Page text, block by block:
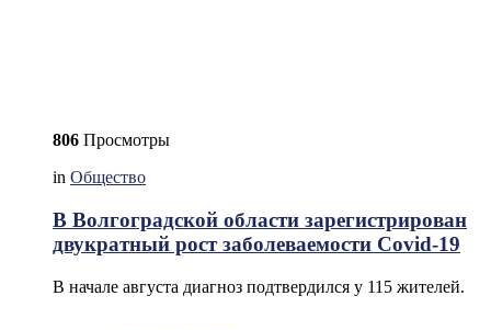
806 Просмотры
in Общество
В Волгоградской области зарегистрирован
двукратный рост заболеваемости Covid-19
В начале августа диагноз подтвердился у 115 жителей.